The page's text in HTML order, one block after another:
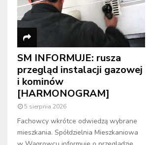
SM INFORMUJE: rusza
przegląd instalacji gazowej
i kominów
[HARMONOGRAM]
5 sierpnia 2026
Fachowcy wkrótce odwiedzą wybrane
mieszkania. Spółdzielnia Mieszkaniowa